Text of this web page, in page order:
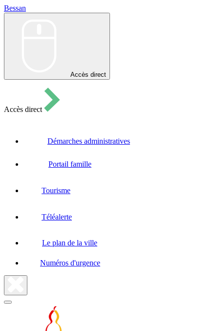
Bessan
Accès direct
Accès direct
Démarches administratives
Portail famille
Tourisme
Téléalerte
Le plan de la ville
Numéros d'urgence
Fermer